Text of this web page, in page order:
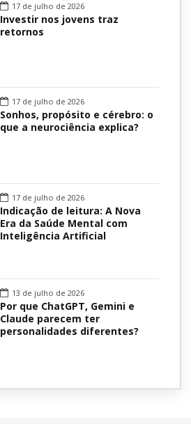
17 de julho de 2026
Investir nos jovens traz
retornos
17 de julho de 2026
Sonhos, propósito e cérebro: o
que a neurociência explica?
17 de julho de 2026
Indicação de leitura: A Nova
Era da Saúde Mental com
Inteligência Artificial
13 de julho de 2026
Por que ChatGPT, Gemini e
Claude parecem ter
personalidades diferentes?